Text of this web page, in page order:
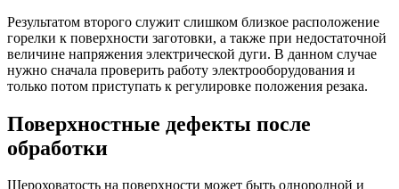
Результатом второго служит слишком близкое расположение
горелки к поверхности заготовки, а также при недостаточной
величине напряжения электрической дуги. В данном случае
нужно сначала проверить работу электрооборудования и
только потом приступать к регулировке положения резака.
Поверхностные дефекты после
обработки
Шероховатость на поверхности может быть однородной и